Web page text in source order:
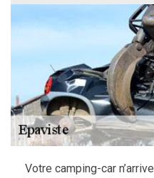
Votre camping-car